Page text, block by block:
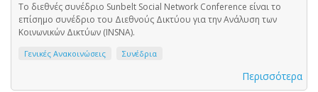
Το διεθνές συνέδριο Sunbelt Social Network Conference είναι το
επίσημο συνέδριο του Διεθνούς Δικτύου για την Ανάλυση των
Κοινωνικών Δικτύων (INSNA).
Γενικές Ανακοινώσεις Συνέδρια
Περισσότερα